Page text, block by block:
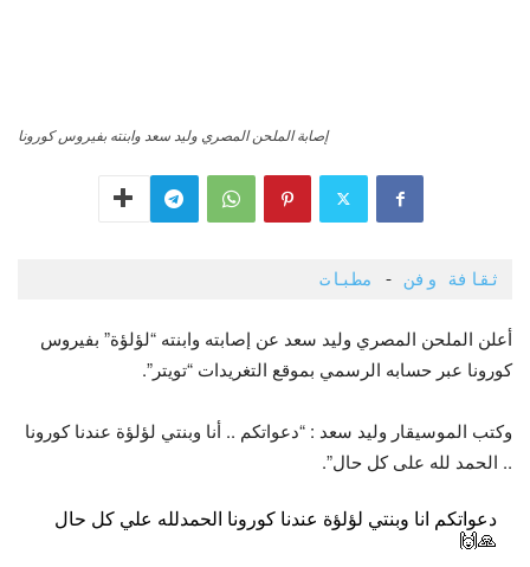
إصابة الملحن المصري وليد سعد وابنته بفيروس كورونا
ثقافة وفن - مطبات
أعلن الملحن المصري وليد سعد عن إصابته وابنته “لؤلؤة” بفيروس
كورونا عبر حسابه الرسمي بموقع التغريدات “تويتر”.
وكتب الموسيقار وليد سعد : “دعواتكم .. أنا وبنتي لؤلؤة عندنا كورونا
.. الحمد لله على كل حال”.
دعواتكم انا وبنتي لؤلؤة عندنا كورونا الحمدلله علي كل حال
🙏🙌